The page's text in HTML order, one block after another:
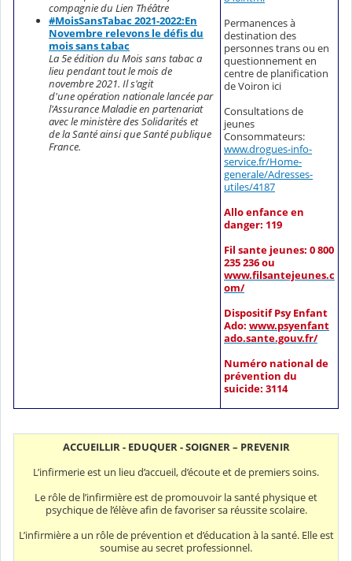
Permanences à
destination des
personnes trans ou en
questionnement en
centre de planification
de Voiron ici
Consultations de
jeunes
Consommateurs:
www.drogues-info-
service.fr/Home-
generale/Adresses-
utiles/4187
Allo enfance en
danger: 119
Fil sante jeunes: 0 800
235 236 ou
www.filsantejeunes.c
om/
Dispositif Psy Enfant
Ado: www.psyenfant
ado.sante.gouv.fr/
Numéro national de
prévention du
suicide: 3114
compagnie du Lien Théâtre
#MoisSansTabac 2021-2022:En
Novembre relevons le défis du
mois sans tabac
La 5e édition du Mois sans tabac a
lieu pendant tout le mois de
novembre 2021. Il s'agit
d'une opération nationale lancée par
l'Assurance Maladie en partenariat
avec le ministère des Solidarités et
de la Santé ainsi que Santé publique
France.
ACCUEILLIR - EDUQUER - SOIGNER – PREVENIR
L’infirmerie est un lieu d’accueil, d’écoute et de premiers soins.
Le rôle de l’infirmière est de promouvoir la santé physique et
psychique de l’élève afin de favoriser sa réussite scolaire.
L’infirmière a un rôle de prévention et d’éducation à la santé. Elle est
soumise au secret professionnel.